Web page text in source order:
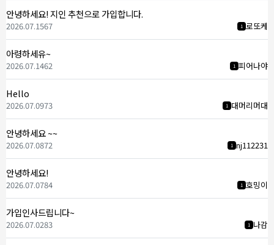
안녕하세요! 지인 추천으로 가입합니다.
1 로또케
2026.07.1567
아령하세유~
1 피어나야
2026.07.1462
Hello
1 대머리머대
2026.07.0973
안녕하세요 ~~
1 nj112231
2026.07.0872
안녕하세요!
1 호밍이
2026.07.0784
가입인사드립니다~
1 나감
2026.07.0283